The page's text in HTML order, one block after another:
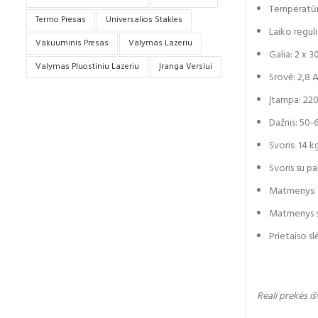
Laiko
Galia: 2 x
Srovė: 2,8
Įtampa:
Dažnis: 50-
Svoris: 14
Svoris su
Matmenys
Prietaiso
Reali prekės
Termo Presas
Universalios Stakles
Vakuuminis Presas
Valymas Lazeriu
Valymas Pluostiniu Lazeriu
Įranga Verslui